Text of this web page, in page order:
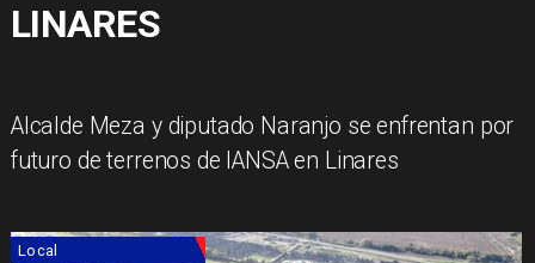
LINARES
​Alcalde Meza y diputado Naranjo se enfrentan por
futuro de terrenos de IANSA en Linares
Local